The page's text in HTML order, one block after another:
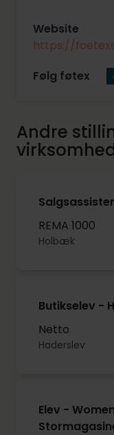
Website
https://
Følg føtex
Andre
REMA 1000
Holbæk
Butikselev -
Netto
Haderslev
Elev -